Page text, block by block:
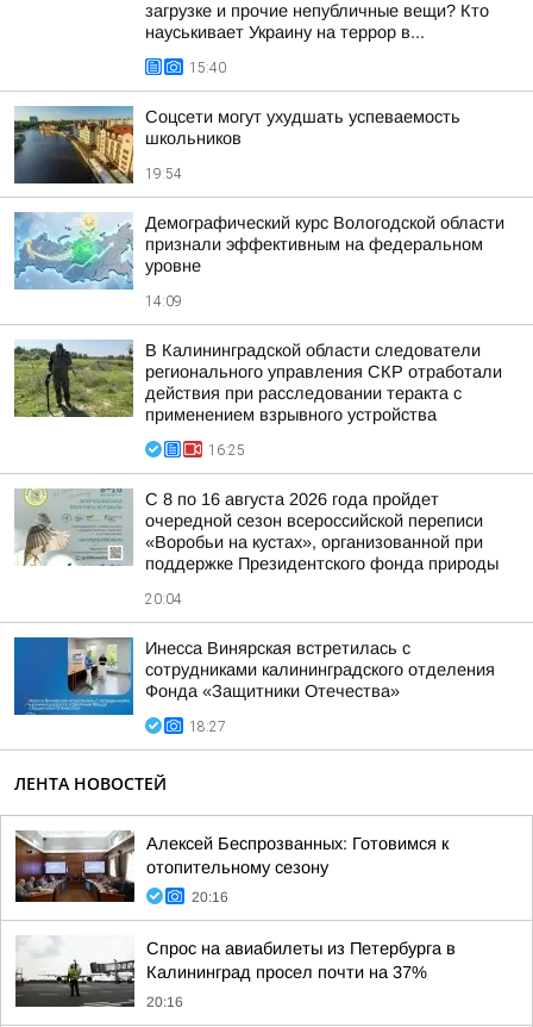
загрузке и прочие непубличные вещи? Кто
науськивает Украину на террор в...
15:40
Соцсети могут ухудшать успеваемость
школьников
19:54
Демографический курс Вологодской области
признали эффективным на федеральном
уровне
14:09
В Калининградской области следователи
регионального управления СКР отработали
действия при расследовании теракта с
применением взрывного устройства
16:25
С 8 по 16 августа 2026 года пройдет
очередной сезон всероссийской переписи
«Воробьи на кустах», организованной при
поддержке Президентского фонда природы
20:04
Инесса Винярская встретилась с
сотрудниками калининградского отделения
Фонда «Защитники Отечества»
18:27
ЛЕНТА НОВОСТЕЙ
Алексей Беспрозванных: Готовимся к
отопительному сезону
20:16
Спрос на авиабилеты из Петербурга в
Калининград просел почти на 37%
20:16